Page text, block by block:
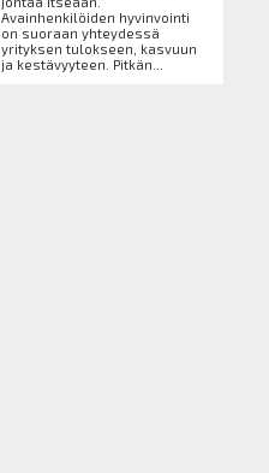
Avainhenkilöiden hyvinvointi
on suoraan yhteydessä
yrityksen tulokseen, kasvuun
ja kestävyyteen. Pitkän...